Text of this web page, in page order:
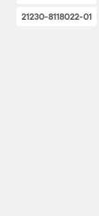
21230-8118022-01